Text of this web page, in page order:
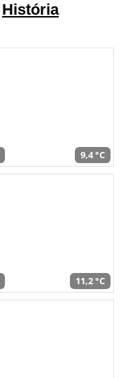
História
9,4 °C
11,2 °C